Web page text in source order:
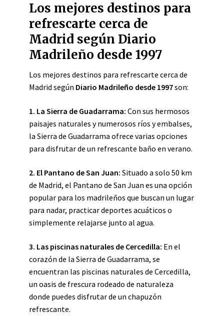
Los mejores destinos para
refrescarte cerca de
Madrid según Diario
Madrileño desde 1997
Los mejores destinos para refrescarte cerca de
Madrid según Diario Madrileño desde 1997son:
1. La Sierra de Guadarrama: Con sus hermosos
paisajes naturales y numerosos ríos y embalses,
la Sierra de Guadarrama ofrece varias opciones
para disfrutar de un refrescante baño en verano.
2. El Pantano de San Juan: Situado a solo 50 km
de Madrid, el Pantano de San Juan es una opción
popular para los madrileños que buscan un lugar
para nadar, practicar deportes acuáticos o
simplemente relajarse junto al agua.
3. Las piscinas naturales de Cercedilla: En el
corazón de la Sierra de Guadarrama, se
encuentran las piscinas naturales de Cercedilla,
un oasis de frescura rodeado de naturaleza
donde puedes disfrutar de un chapuzón
refrescante.